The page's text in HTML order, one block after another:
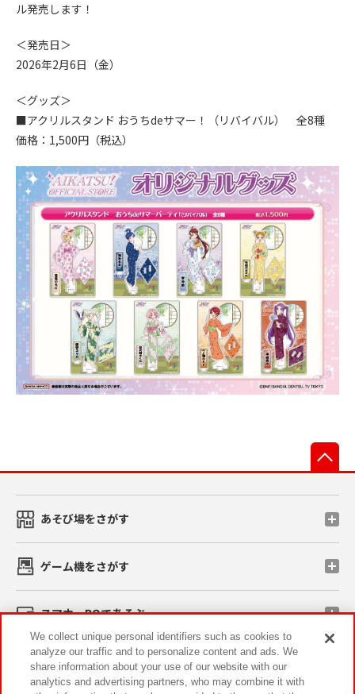
ル発売します！
＜発売日＞
2026年2月6日（金）
＜グッズ＞
■アクリルスタンド おうちdeサマー！（リバイバル） 全8種
価格：1,500円（税込）
あそび場をさがす
ゲーム機をさがす
スマホ・PCであそぶ
イベント・キャンペーン
We collect unique personal identifiers such as cookies to
analyze our traffic and to personalize content and ads. We
share information about your use of our website with our
analytics and advertising partners, who may combine it with